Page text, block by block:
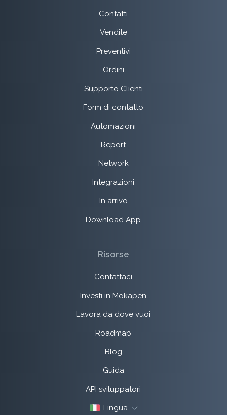
Contatti
Vendite
Preventivi
Ordini
Supporto Clienti
Form di contatto
Automazioni
Report
Network
Integrazioni
In arrivo
Download App
Risorse
Contattaci
Investi in Mokapen
Lavora da dove vuoi
Roadmap
Blog
Guida
API sviluppatori
Lingua